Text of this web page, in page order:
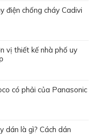
điện chống cháy Cadivi
vị thiết kế nhà phố uy
có phải của Panasonic
dán là gì? Cách dán